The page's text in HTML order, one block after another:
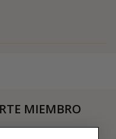
MIEMBRO